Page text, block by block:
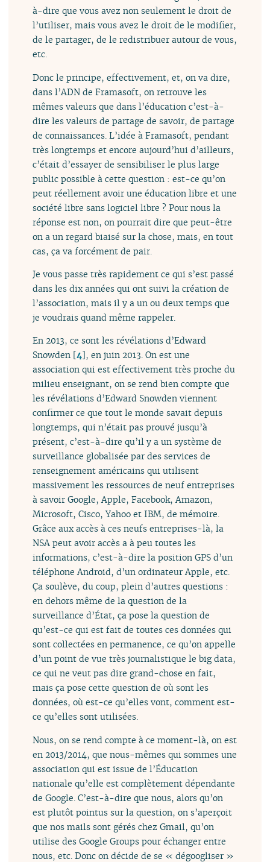
à-dire que vous avez non seulement le droit de
l’utiliser, mais vous avez le droit de le modifier,
de le partager, de le redistribuer autour de vous,
etc.
Donc le principe, effectivement, et, on va dire,
dans l’ADN de Framasoft, on retrouve les
mêmes valeurs que dans l’éducation c’est-à-
dire les valeurs de partage de savoir, de partage
de connaissances. L’idée à Framasoft, pendant
très longtemps et encore aujourd’hui d’ailleurs,
c’était d’essayer de sensibiliser le plus large
public possible à cette question : est-ce qu’on
peut réellement avoir une éducation libre et une
société libre sans logiciel libre ? Pour nous la
réponse est non, on pourrait dire que peut-être
on a un regard biaisé sur la chose, mais, en tout
cas, ça va forcément de pair.
Je vous passe très rapidement ce qui s’est passé
dans les dix années qui ont suivi la création de
l’association, mais il y a un ou deux temps que
je voudrais quand même rappeler.
En 2013, ce sont les révélations d’Edward
Snowden [4], en juin 2013. On est une
association qui est effectivement très proche du
milieu enseignant, on se rend bien compte que
les révélations d’Edward Snowden viennent
confirmer ce que tout le monde savait depuis
longtemps, qui n’était pas prouvé jusqu’à
présent, c’est-à-dire qu’il y a un système de
surveillance globalisée par des services de
renseignement américains qui utilisent
massivement les ressources de neuf entreprises
à savoir Google, Apple, Facebook, Amazon,
Microsoft, Cisco, Yahoo et IBM, de mémoire.
Grâce aux accès à ces neufs entreprises-là, la
NSA peut avoir accès a à peu toutes les
informations, c’est-à-dire la position GPS d’un
téléphone Android, d’un ordinateur Apple, etc.
Ça soulève, du coup, plein d’autres questions :
en dehors même de la question de la
surveillance d’État, ça pose la question de
qu’est-ce qui est fait de toutes ces données qui
sont collectées en permanence, ce qu’on appelle
d’un point de vue très journalistique le big data,
ce qui ne veut pas dire grand-chose en fait,
mais ça pose cette question de où sont les
données, où est-ce qu’elles vont, comment est-
ce qu’elles sont utilisées.
Nous, on se rend compte à ce moment-là, on est
en 2013/2014, que nous-mêmes qui sommes une
association qui est issue de l’Éducation
nationale qu’elle est complètement dépendante
de Google. C’est-à-dire que nous, alors qu’on
est plutôt pointus sur la question, on s’aperçoit
que nos mails sont gérés chez Gmail, qu’on
utilise des Google Groups pour échanger entre
nous, etc. Donc on décide de se « dégoogliser »